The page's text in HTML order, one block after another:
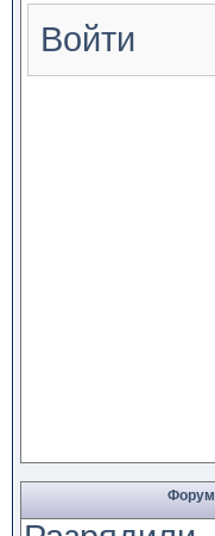
Войти
Форум